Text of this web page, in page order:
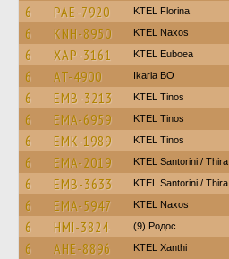
6 PAE-7920 KTEL Florina
6 KNH-8950 KTEL Naxos
6 XAP-3161 ΚΤΕL Euboea
6 AT-4900 Ikaria BO
6 EMB-3213 KTEL Tinos
6 EMA-6959 KTEL Tinos
6 EMK-1989 KTEL Tinos
6 EMA-2019 KTEL Santorini / Thira
6 EMB-3633 KTEL Santorini / Thira
6 EMA-5947 KTEL Naxos
6 HMI-3824 (9) Родос
6 AHE-8896 KTEL Xanthi